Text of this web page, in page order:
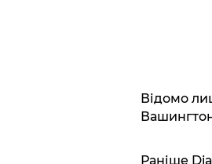
Відомо
Раніше